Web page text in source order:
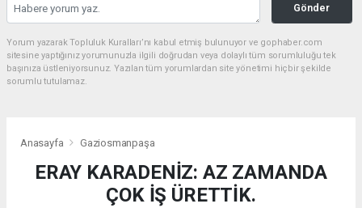
Gönder
Yorum yazarak Topluluk Kuralları’nı kabul etmiş bulunuyor ve gophaber.com
sitesine yaptığınız yorumunuzla ilgili doğrudan veya dolaylı tüm sorumluluğu tek
başınıza üstleniyorsunuz. Yazılan tüm yorumlardan site yönetimi hiçbir şekilde
sorumlu tutulamaz.
Anasayfa Gaziosmanpaşa
ERAY KARADENİZ: AZ ZAMANDA
ÇOK İŞ ÜRETTİK.